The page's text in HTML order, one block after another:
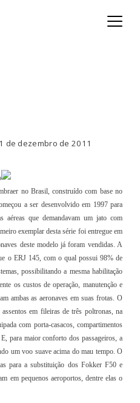
de dezembro de 2011
no Brasil, construído com base no
a ser desenvolvido em 1997 para
aéreas que demandavam um jato com
exemplar desta série foi entregue em
deste modelo já foram vendidas. A
o ERJ 145, com o qual possui 98% de
possibilitando a mesma habilitação
os custos de operação, manutenção e
ambas as aeronaves em suas frotas. O
em fileiras de três poltronas, na
com porta-casacos, compartimentos
para maior conforto dos passageiros, a
um voo suave acima do mau tempo. O
para a substituição dos Fokker F50 e
em pequenos aeroportos, dentre elas o